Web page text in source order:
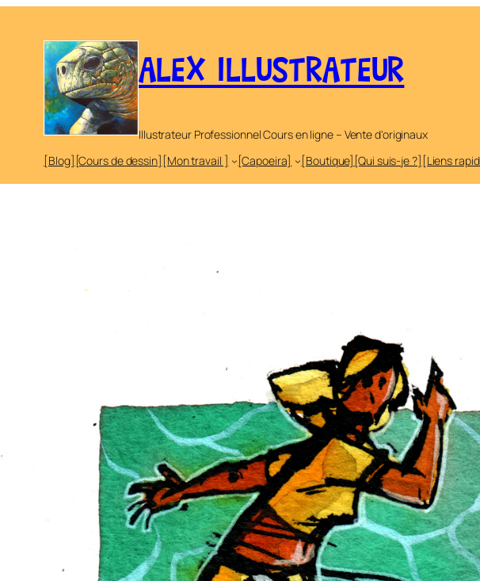
ALEX ILLUSTRATEUR
Illustrateur Professionnel Cours en ligne – Vente d'originaux
[Blog] [Cours de dessin] [Mon travail ] [Capoeira] [Boutique] [Qui suis-je ?] [Liens